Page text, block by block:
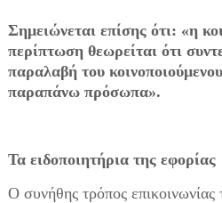
Σημειώνεται επίσης ότι: «η
περίπτωση θεωρείται ότι
παραλαβή του
παραπάνω πρόσωπα».
Τα ειδοποιητήρια της εφορίας
Ο συνήθης τρόπος